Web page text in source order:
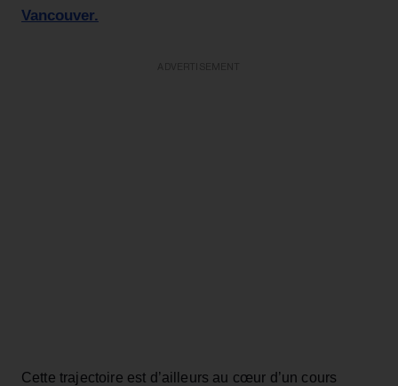
Vancouver.
Cette trajectoire est d’ailleurs au cœur d’un cours